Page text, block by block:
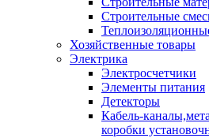
Строительные
Хозяйственные товары
Электрика
Электросчетчики
Элементы питания
Детекторы
Кабель-
коробки